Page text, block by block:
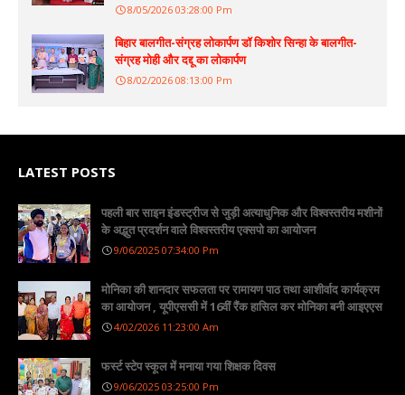
8/05/2026 03:28:00 Pm
बिहार बालगीत-संग्रह लोकार्पण डॉ किशोर सिन्हा के बालगीत-
संग्रह मोही और दद्दू का लोकार्पण
8/02/2026 08:13:00 Pm
LATEST POSTS
पहली बार साइन इंडस्ट्रीज से जुड़ी अत्याधुनिक और विश्वस्तरीय मशीनों
के अद्भुत प्रदर्शन वाले विश्वस्तरीय एक्सपो का आयोजन
9/06/2025 07:34:00 Pm
मोनिका की शानदार सफलता पर रामायण पाठ तथा आशीर्वाद कार्यक्रम
का आयोजन , यूपीएससी में 16वीं रैंक हासिल कर मोनिका बनी आइएएस
4/02/2026 11:23:00 Am
फर्स्ट स्टेप स्कूल में मनाया गया शिक्षक दिवस
9/06/2025 03:25:00 Pm